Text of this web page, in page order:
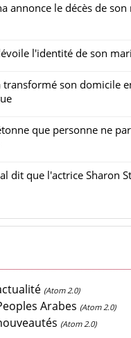
annonce le décès de
l'identité de son mari
transformé son domicile
que personne ne
dit que l'actrice Sharon
(Atom 2.0)
Arabes (Atom 2.0)
(Atom 2.0)